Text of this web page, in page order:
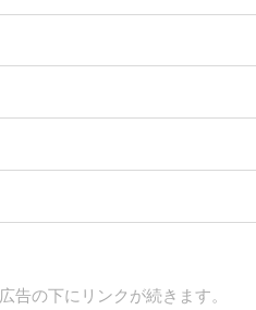
広告の下にリンクが続きます。